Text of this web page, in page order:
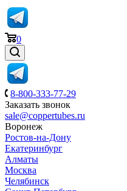
0
8-800-333-77-29
Заказать звонок
sale@coppertubes.ru
Воронеж
Ростов-на-Дону
Екатеринбург
Алматы
Москва
Челябинск